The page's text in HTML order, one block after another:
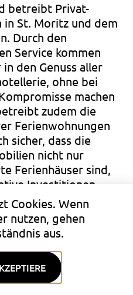
betreibt Privat-
in St. Moritz und dem
Durch den
Service kommen
den Genuss aller
ohne bei
machen
zudem die
Ferienwohnungen
sicher, dass die
nicht nur
Ferienhäuser sind,
Investitionen.
Luxushäuser mit
ist ein Pionier der
Cookies. Wenn
nutzen, gehen
aus.​